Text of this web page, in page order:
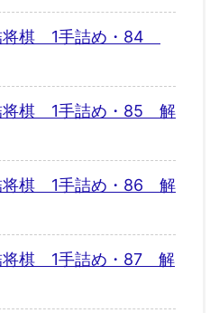
将棋 1手詰め・84
将棋 1手詰め・85 解
将棋 1手詰め・86 解
将棋 1手詰め・87 解